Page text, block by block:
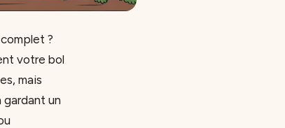
?
votre bol
mais
gardant un